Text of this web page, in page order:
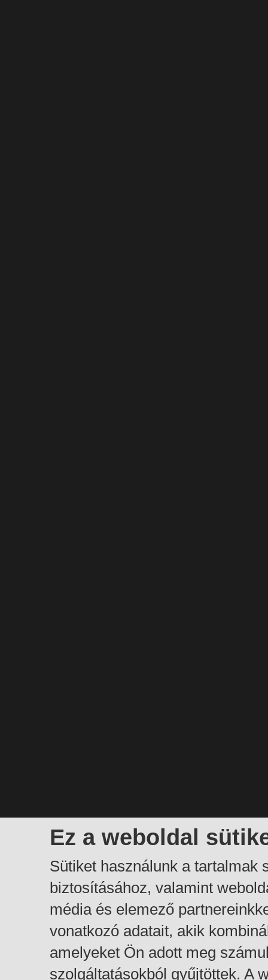
Ez a weboldal
Sütiket használunk a tartalmak
biztosításához, valamint
média és elemező
vonatkozó adatait, akik
amelyeket Ön adott meg
szolgáltatásokból gyűjtöttek. A